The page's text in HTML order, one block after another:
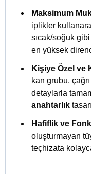
Maksimum
iplikler
sıcak/soğuk
en yüksek
Kişiye Özel ve
kan grubu,
detaylarla
anahtarlık
Hafiflik ve
oluşturmayan
teçhizata